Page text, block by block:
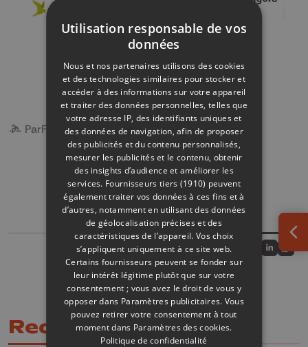
ParFrançoise Bonivert
PROTECTION DE LA NATURE
Partager sur
Partagez sur
Partagez
Recommandations
Utilisation responsable de vos
données
Nous et nos partenaires utilisons des cookies
et des technologies similaires pour stocker et
accéder à des informations sur votre appareil
et traiter des données personnelles, telles que
votre adresse IP, des identifiants uniques et
des données de navigation, afin de proposer
des publicités et du contenu personnalisés,
mesurer les publicités et le contenu, obtenir
des insights d’audience et améliorer les
services. Fournisseurs tiers (1910) peuvent
également traiter vos données à ces fins et à
d’autres, notamment en utilisant des données
de géolocalisation précises et des
caractéristiques de l’appareil. Vos choix
s’appliquent uniquement à ce site web.
Certains fournisseurs peuvent se fonder sur
leur intérêt légitime plutôt que sur votre
consentement ; vous avez le droit de vous y
opposer dans Paramètres publicitaires. Vous
pouvez retirer votre consentement à tout
moment dans Paramètres des cookies.
Politique de confidentialité